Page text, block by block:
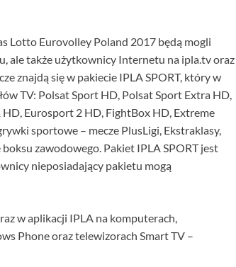
Lotto Eurovolley Poland 2017 będą mogli
ale także użytkownicy Internetu na ipla.tv oraz
znajdą się w pakiecie IPLA SPORT, który w
TV: Polsat Sport HD, Polsat Sport Extra HD,
Eurosport 2 HD, FightBox HD, Extreme
sportowe – mecze PlusLigi, Ekstraklasy,
zawodowego. Pakiet IPLA SPORT jest
nieposiadający pakietu mogą
w aplikacji IPLA na komputerach,
Phone oraz telewizorach Smart TV –